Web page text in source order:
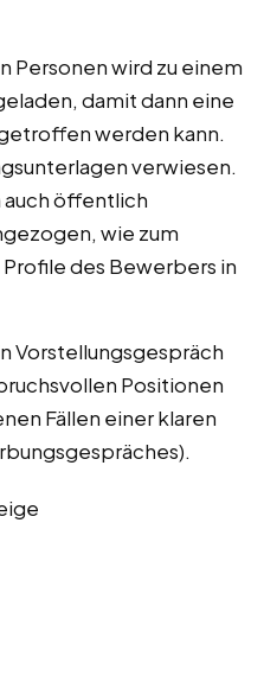
Personen wird zu einem
damit dann eine
werden kann.
verwiesen.
öffentlich
wie zum
des Bewerbers in
Vorstellungsgespräch
Positionen
Fällen einer klaren